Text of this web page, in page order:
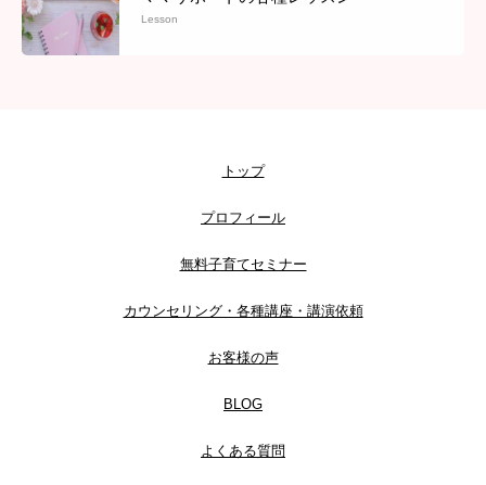
Lesson
トップ
プロフィール
無料子育てセミナー
カウンセリング・各種講座・講演依頼
お客様の声
BLOG
よくある質問